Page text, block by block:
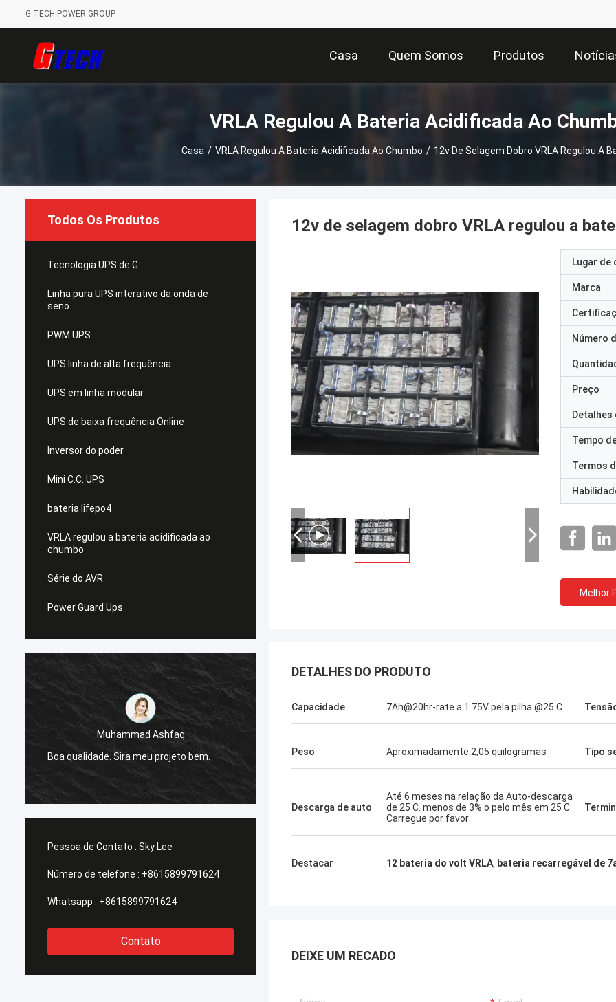
G-TECH POWER GROUP
Casa Quem Somos Produtos
VRLA Regulou A Bateria Acidificada Ao
Casa / VRLA Regulou A Bateria Acidificada Ao Chumbo / 12v De Selagem Dobro VRLA Regulou A
Todos Os Produtos
Tecnologia UPS de G
Linha pura UPS interativo da onda de
seno
PWM UPS
UPS linha de alta freqüência
UPS em linha modular
UPS de baixa frequência Online
Inversor do poder
Mini C.C. UPS
bateria lifepo4
VRLA regulou a bateria acidificada ao
chumbo
Série do AVR
Power Guard Ups
Muhammad Ashfaq
Boa qualidade. Sira meu projeto bem.
da G-tecnologia, a qualidade é muito boa e
estável, e com bom serviço, eu aprecio!
Pessoa de Contato : Sky Lee
Número de telefone : +8615899791624
Whatsapp : +8615899791624
Contato
12v de selagem dobro VRLA regulou a
Lugar de
Marca
Número
Preço
Detalhes
Tempo
Termos
Melhor
DETALHES DO PRODUTO
Capacidade 7Ah@20hr-rate a 1.75V pela pilha @25 C
Peso Aproximadamente 2,05 quilogramas Tipo
Descarga de auto
Até 6 meses na relação da Auto-descarga
de 25 C. menos de 3% o pelo mês em 25 C.
Carregue por favor
Destacar 12 bateria do volt VRLA, bateria recarregável de
DEIXE UM RECADO